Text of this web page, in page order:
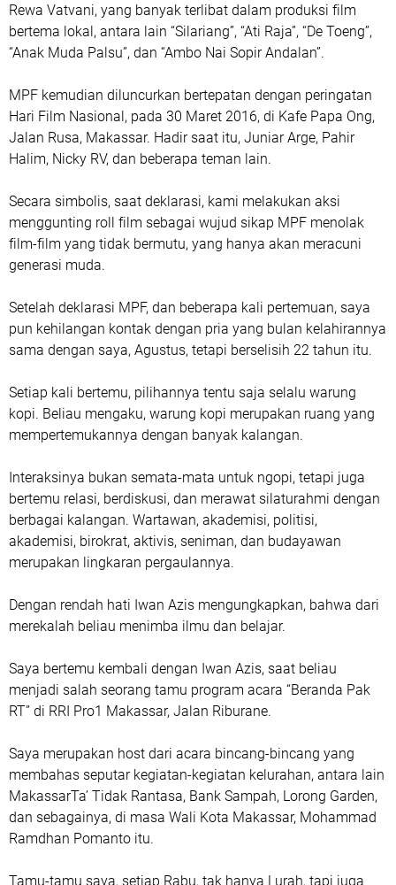
Rewa Vatvani, yang banyak terlibat dalam produksi film
bertema lokal, antara lain “Silariang”, “Ati Raja”, “De Toeng”,
“Anak Muda Palsu”, dan “Ambo Nai Sopir Andalan”.
MPF kemudian diluncurkan bertepatan dengan peringatan
Hari Film Nasional, pada 30 Maret 2016, di Kafe Papa Ong,
Jalan Rusa, Makassar. Hadir saat itu, Juniar Arge, Pahir
Halim, Nicky RV, dan beberapa teman lain.
Secara simbolis, saat deklarasi, kami melakukan aksi
menggunting roll film sebagai wujud sikap MPF menolak
film-film yang tidak bermutu, yang hanya akan meracuni
generasi muda.
Setelah deklarasi MPF, dan beberapa kali pertemuan, saya
pun kehilangan kontak dengan pria yang bulan kelahirannya
sama dengan saya, Agustus, tetapi berselisih 22 tahun itu.
Setiap kali bertemu, pilihannya tentu saja selalu warung
kopi. Beliau mengaku, warung kopi merupakan ruang yang
mempertemukannya dengan banyak kalangan.
Interaksinya bukan semata-mata untuk ngopi, tetapi juga
bertemu relasi, berdiskusi, dan merawat silaturahmi dengan
berbagai kalangan. Wartawan, akademisi, politisi,
akademisi, birokrat, aktivis, seniman, dan budayawan
merupakan lingkaran pergaulannya.
Dengan rendah hati Iwan Azis mengungkapkan, bahwa dari
merekalah beliau menimba ilmu dan belajar.
Saya bertemu kembali dengan Iwan Azis, saat beliau
menjadi salah seorang tamu program acara “Beranda Pak
RT” di RRI Pro1 Makassar, Jalan Riburane.
Saya merupakan host dari acara bincang-bincang yang
membahas seputar kegiatan-kegiatan kelurahan, antara lain
MakassarTa’ Tidak Rantasa, Bank Sampah, Lorong Garden,
dan sebagainya, di masa Wali Kota Makassar, Mohammad
Ramdhan Pomanto itu.
Tamu-tamu saya, setiap Rabu, tak hanya Lurah, tapi juga